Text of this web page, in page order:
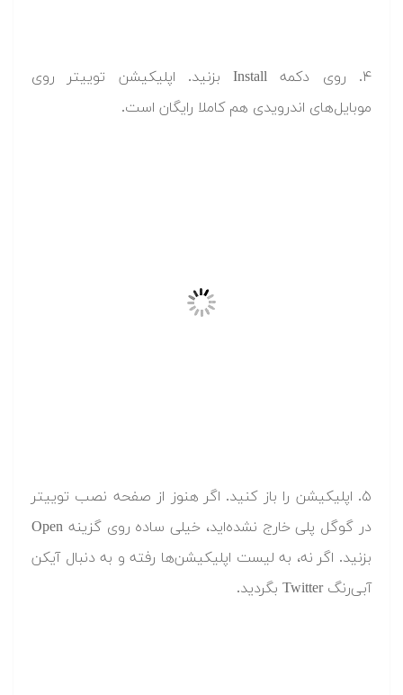
۴. روی دکمه Install بزنید. اپلیکیشن توییتر روی
موبایل‌های اندرویدی هم کاملا رایگان است.
۵. اپلیکیشن را باز کنید. اگر هنوز از صفحه نصب توییتر
در گوگل پلی خارج نشده‌اید، خیلی ساده روی گزینه Open
بزنید. اگر نه، به لیست اپلیکیشن‌ها رفته و به دنبال آیکن
آبی‌رنگ Twitter بگردید.